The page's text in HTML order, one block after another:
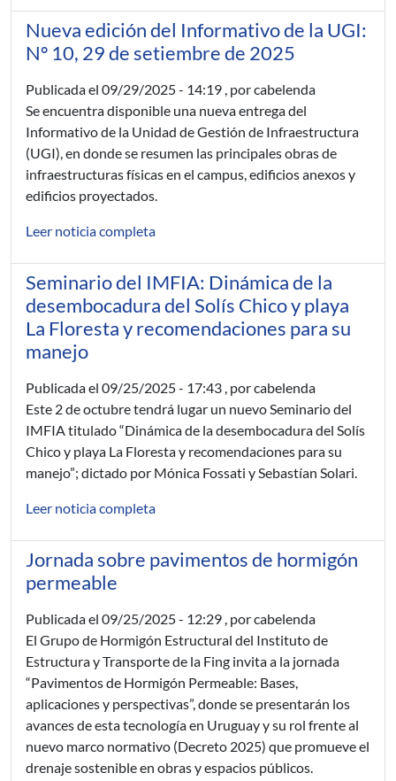
Nueva edición del Informativo de la UGI:
Nº 10, 29 de setiembre de 2025
Publicada el 09/29/2025 - 14:19 , por cabelenda
Se encuentra disponible una nueva entrega del
Informativo de la Unidad de Gestión de Infraestructura
(UGI), en donde se resumen las principales obras de
infraestructuras físicas en el campus, edificios anexos y
edificios proyectados.
Leer noticia completa
Seminario del IMFIA: Dinámica de la
desembocadura del Solís Chico y playa
La Floresta y recomendaciones para su
manejo
Publicada el 09/25/2025 - 17:43 , por cabelenda
Este 2 de octubre tendrá lugar un nuevo Seminario del
IMFIA titulado “Dinámica de la desembocadura del Solís
Chico y playa La Floresta y recomendaciones para su
manejo”; dictado por Mónica Fossati y Sebastían Solari.
Leer noticia completa
Jornada sobre pavimentos de hormigón
permeable
Publicada el 09/25/2025 - 12:29 , por cabelenda
El Grupo de Hormigón Estructural del Instituto de
Estructura y Transporte de la Fing invita a la jornada
“Pavimentos de Hormigón Permeable: Bases,
aplicaciones y perspectivas”, donde se presentarán los
avances de esta tecnología en Uruguay y su rol frente al
nuevo marco normativo (Decreto 2025) que promueve el
drenaje sostenible en obras y espacios públicos.